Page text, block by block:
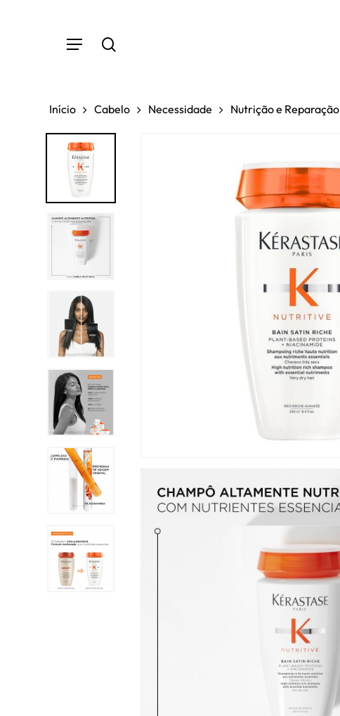
search
Menu
Início Cabelo Necessidade Nutrição e Reparação